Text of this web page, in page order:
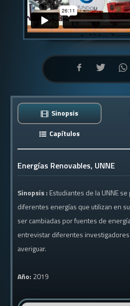
Sinopsis
Capítulos
Energías Renovables, UNNE
Sinopsis : Estudiantes de la UNNE
diferentes energías que utilizan en
ser cambiadas por fuentes de
entrevistar diferentes
averiguar.
Año: 2019